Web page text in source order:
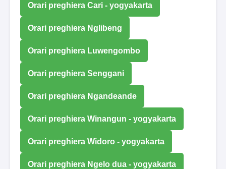
Orari preghiera Cari - yogyakarta
Orari preghiera Nglibeng
Orari preghiera Luwengombo
Orari preghiera Senggani
Orari preghiera Ngandeande
Orari preghiera Winangun - yogyakarta
Orari preghiera Widoro - yogyakarta
Orari preghiera Ngelo dua - yogyakarta